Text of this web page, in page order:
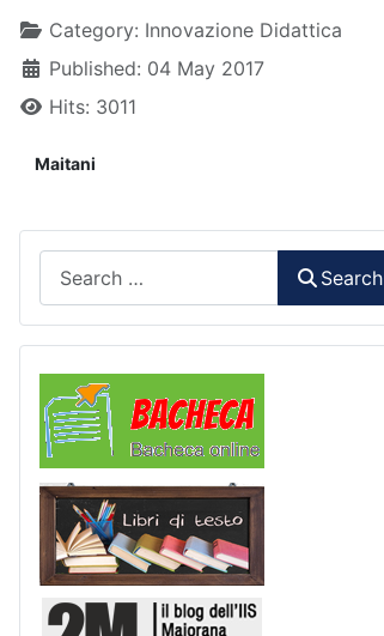
DetailsCategory: Innovazione Didattica
Published: 04 May 2017
Hits: 3011
Maitani
Search
Libri di Testo